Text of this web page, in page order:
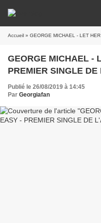
Accueil » GEORGE MICHAEL - LET HER
GEORGE MICHAEL -
PREMIER SINGLE
Publié le 26/08/2019 à 14:45
Par Georgiafan